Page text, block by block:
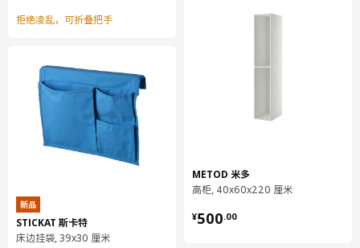
拒绝凌乱，可折叠把手
新品
STICKAT 斯卡特
床边挂袋, 39x30 厘米
METOD 米多
高柜, 40x60x220 厘米
¥500.00
¥ 500.00